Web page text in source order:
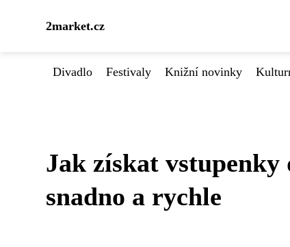
2market.cz
Divadlo Festivaly Knižní novinky
Jak získat
snadno a rychle